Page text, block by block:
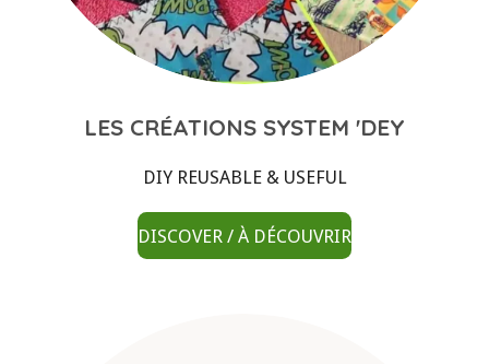
LES CRÉATIONS SYSTEM 'DEY
DIY REUSABLE & USEFUL
DISCOVER / À DÉCOUVRIR